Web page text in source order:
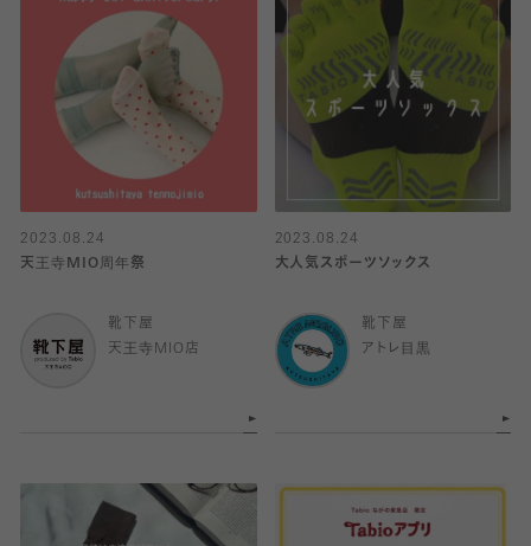
2023.08.24
天王寺MIO周年祭
靴下屋
天王寺MIO店
2023.08.24
大人気スポーツソックス
靴下屋
アトレ目黒